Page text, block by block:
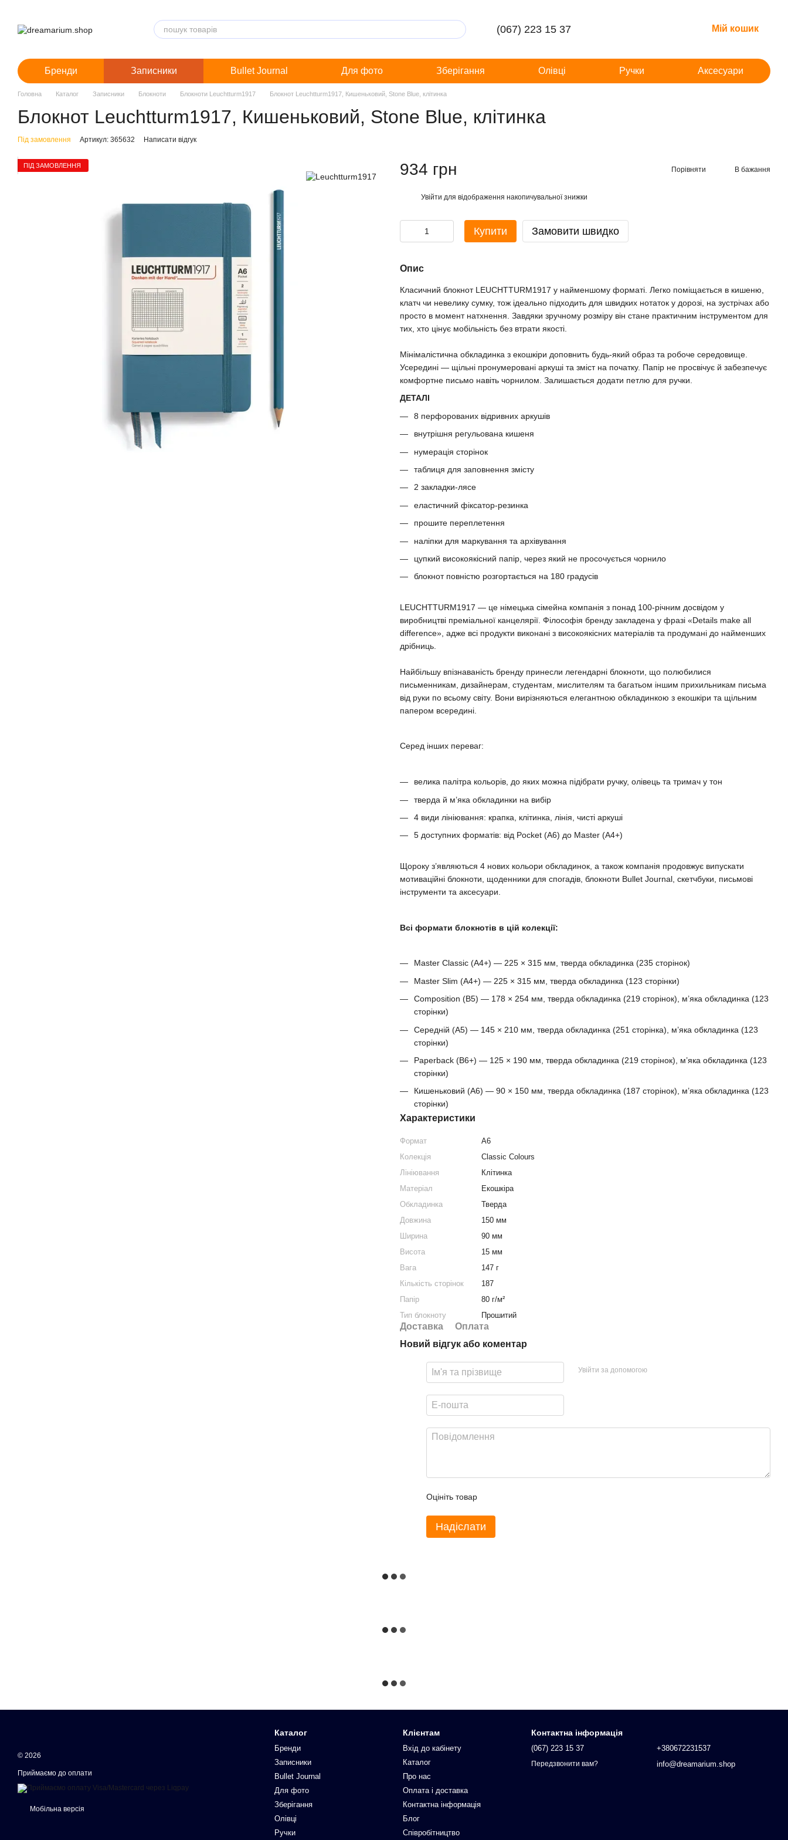
(067) 223 15 37 Мій кошик
Бренди Записники Bullet Journal Для фото Зберігання Олівці Ручки Аксесуари
Головна Каталог Записники Блокноти Блокноти Leuchtturm1917 Блокнот Leuchtturm1917, Кишеньковий, Stone Blue, клітинка
Блокнот Leuchtturm1917, Кишеньковий, Stone Blue, клітинка
Під замовлення Артикул: 365632 Написати відгук
ПІД ЗАМОВЛЕННЯ 934 грн Порівняти В бажання
Увійти для відображення накопичувальної знижки
Купити Замовити швидко
Опис
Класичний блокнот LEUCHTTURM1917 у найменшому форматі. Легко поміщається в кишеню,
клатч чи невелику сумку, тож ідеально підходить для швидких нотаток у дорозі, на зустрічах або
просто в момент натхнення. Завдяки зручному розміру він стане практичним інструментом для
тих, хто цінує мобільність без втрати якості.
Мінімалістична обкладинка з екошкіри доповнить будь-який образ та робоче середовище.
Усередині — щільні пронумеровані аркуші та зміст на початку. Папір не просвічує й забезпечує
комфортне письмо навіть чорнилом. Залишається додати петлю для ручки.
ДЕТАЛІ
8 перфорованих відривних аркушів
внутрішня регульована кишеня
нумерація сторінок
таблиця для заповнення змісту
2 закладки-лясе
еластичний фіксатор-резинка
прошите переплетення
наліпки для маркування та архівування
цупкий високоякісний папір, через який не просочується чорнило
блокнот повністю розгортається на 180 градусів
LEUCHTTURM1917 — це німецька сімейна компанія з понад 100-річним досвідом у
виробництві преміальної канцелярії. Філософія бренду закладена у фразі «Details make all
difference», адже всі продукти виконані з високоякісних матеріалів та продумані до найменших
дрібниць.
Найбільшу впізнаваність бренду принесли легендарні блокноти, що полюбилися
письменникам, дизайнерам, студентам, мислителям та багатьом іншим прихильникам письма
від руки по всьому світу. Вони вирізняються елегантною обкладинкою з екошкіри та щільним
папером всередині.
Серед інших переваг:
велика палітра кольорів, до яких можна підібрати ручку, олівець та тримач у тон
тверда й м’яка обкладинки на вибір
4 види лініювання: крапка, клітинка, лінія, чисті аркуші
5 доступних форматів: від Pocket (A6) до Master (A4+)
Щороку з’являються 4 нових кольори обкладинок, а також компанія продовжує випускати
мотиваційні блокноти, щоденники для спогадів, блокноти Bullet Journal, скетчбуки, письмові
інструменти та аксесуари.
Всі формати блокнотів в цій колекції:
Master Classic (A4+) — 225 × 315 мм, тверда обкладинка (235 сторінок)
Master Slim (A4+) — 225 × 315 мм, тверда обкладинка (123 сторінки)
Composition (B5) — 178 × 254 мм, тверда обкладинка (219 сторінок), м’яка обкладинка (123
сторінки)
Середній (A5) — 145 × 210 мм, тверда обкладинка (251 сторінка), м’яка обкладинка (123
сторінки)
Paperback (B6+) — 125 × 190 мм, тверда обкладинка (219 сторінок), м’яка обкладинка (123
сторінки)
Кишеньковий (A6) — 90 × 150 мм, тверда обкладинка (187 сторінок), м’яка обкладинка (123
сторінки)
Характеристики
Формат
A6
Колекція
Classic Colours
Лініювання
Клітинка
Матеріал
Екошкіра
Обкладинка
Тверда
Довжина
150 мм
Ширина
90 мм
Висота
15 мм
Вага
147 г
Кількість сторінок
187
Папір
80 г/м²
Тип блокноту
Прошитий
Доставка
Оплата
Новий відгук або коментар
Увійти за допомогою
Оцініть товар
Надіслати
© 2026
Приймаємо до оплати
Мобільна версія
Каталог
Бренди
Записники
Bullet Journal
Для фото
Зберігання
Олівці
Ручки
Клієнтам
Вхід до кабінету
Каталог
Про нас
Оплата і доставка
Контактна інформація
Блог
Співробітництво
Контактна інформація
(067) 223 15 37
Передзвонити вам?
+380672231537
info@dreamarium.shop